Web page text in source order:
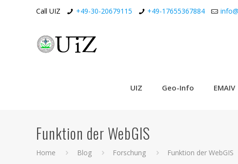
Call UIZ +49-30-20679115 +49-17655367884
UIZ Geo-Info EMAIV
Funktion der WebGIS
Home Blog Forschung Funktion der WebGIS